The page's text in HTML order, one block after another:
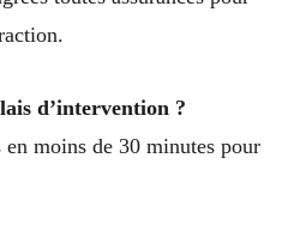
d’intervention ?
moins de 30 minutes pour